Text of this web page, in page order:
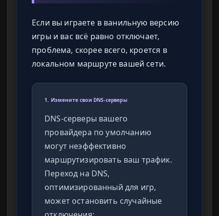
Если вы играете в ванильную версию
игры и вас всё равно отключает,
проблема, скорее всего, кроется в
локальном маршруте вашей сети.
1. Измените свои DNS-серверы
DNS-серверы вашего
провайдера по умолчанию
могут неэффективно
маршрутизировать ваш трафик.
Переход на DNS,
оптимизированный для игр,
может остановить случайные